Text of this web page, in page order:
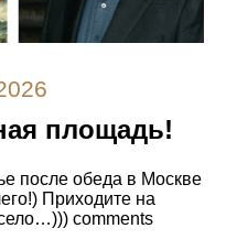
площадь!
после обеда в Москве
Приходите на
comments